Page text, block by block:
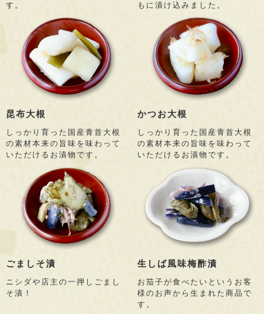
す。
もに漬け込みました。
昆布大根
しっかり育った国産青首大根
の素材本来の旨味を味わって
いただけるお漬物です。
かつお大根
しっかり育った国産青首大根
の素材本来の旨味を味わって
いただけるお漬物です。
ごましそ漬
ニシダや店主の一押しごまし
そ漬！
生しば風味梅酢漬
お茄子が食べたいというお客
様のお声から生まれた商品で
す。